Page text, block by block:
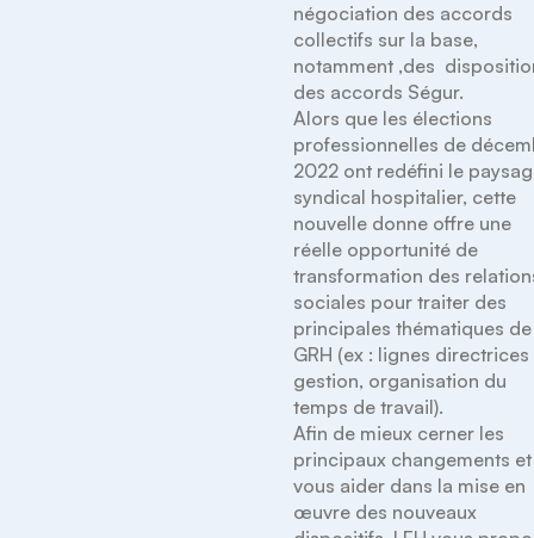
négociation des accords
collectifs sur la base,
notamment ,des
des accords Ségur.
Alors que les élections
professionnelles de
2022 ont redéfini le
syndical hospitalier, cette
nouvelle donne offre une
réelle opportunité de
transformation des
sociales pour traiter des
principales thématiques
GRH (ex : lignes
gestion, organisation du
temps de travail).
Afin de mieux cerner les
principaux changements et
vous aider dans la mise en
œuvre des nouveaux